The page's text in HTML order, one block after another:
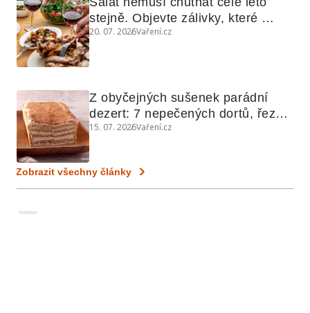
stejně. Objevte zálivky, které
využijete i na maso, nudle nebo
20. 07. 2026Vaření.cz
Z obyčejných sušenek parádní
dezert: 7 nepečených dortů, řezů
a koláčů
15. 07. 2026Vaření.cz
Zobrazit všechny články
Reklama